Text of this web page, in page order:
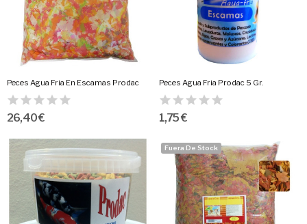
Peces Agua Fria En Escamas Prodac
26,40 €
Peces Agua Fria Prodac 5 Gr.
1,75 €
Fuera De Stock